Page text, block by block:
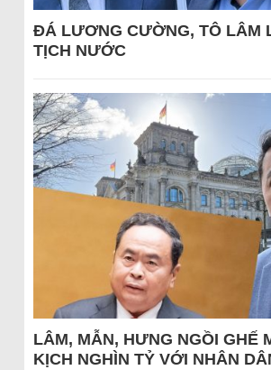
ĐÁ LƯƠNG CƯỜNG, TÔ LÂM
TỊCH NƯỚC
LÂM, MẪN, HƯNG NGỒI GHẾ
KỊCH NGHÌN TỶ VỚI NHÂN